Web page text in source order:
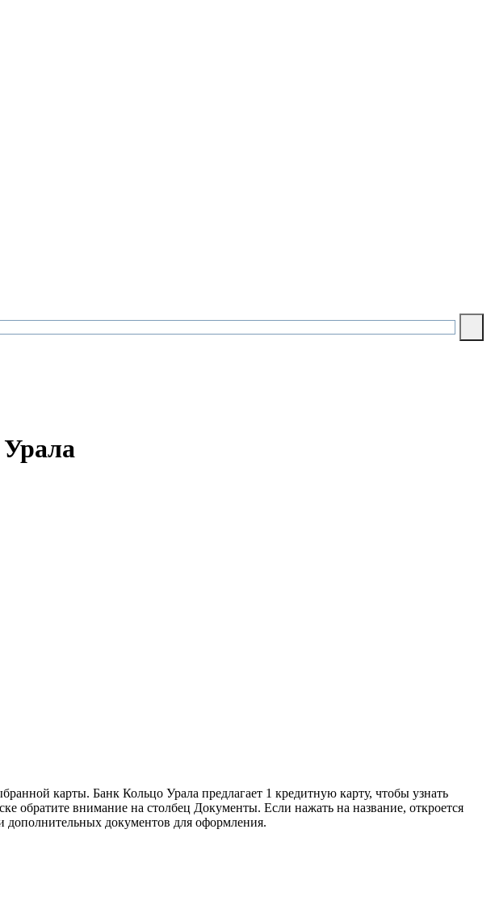
карты. Банк Кольцо Урала предлагает 1 кредитную карту, чтобы узнать
обратите внимание на столбец Документы. Если нажать на название, откроется
дополнительных документов для оформления.